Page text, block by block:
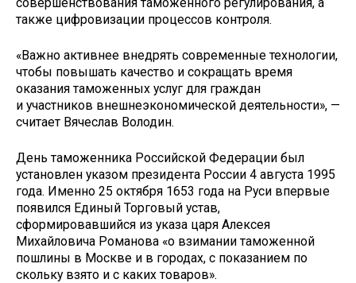
также цифровизации процессов контроля.
«Важно активнее внедрять современные технологии,
чтобы повышать качество и сокращать время
оказания таможенных услуг для граждан
и участников внешнеэкономической деятельности», —
считает Вячеслав Володин.
День таможенника Российской Федерации был
установлен указом президента России 4 августа 1995
года. Именно 25 октября 1653 года на Руси впервые
появился Единый Торговый устав,
сформировавшийся из указа царя Алексея
Михайловича Романова «о взимании таможенной
пошлины в Москве и в городах, с показанием по
скольку взято и с каких товаров».